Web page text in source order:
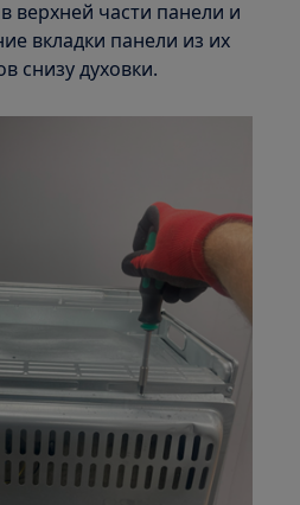
верхней части панели и
вкладки панели из их
снизу духовки.